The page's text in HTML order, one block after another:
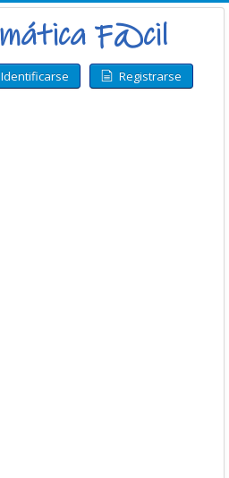
Identificarse Registrarse